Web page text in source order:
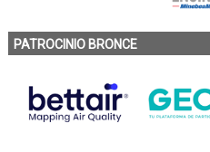
PATROCINIO BRONCE